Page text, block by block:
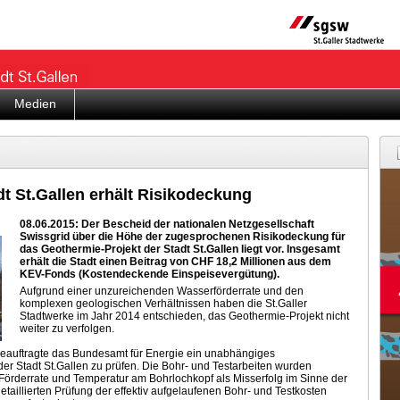
Medien
St.Gallen erhält Risikodeckung
08.06.2015: Der Bescheid der nationalen Netzgesellschaft
Swissgrid über die Höhe der zugesprochenen Risikodeckung für
das Geothermie-Projekt der Stadt St.Gallen liegt vor. Insgesamt
erhält die Stadt einen Beitrag von CHF 18,2 Millionen aus dem
KEV-Fonds (Kostendeckende Einspeisevergütung).
Aufgrund einer unzureichenden Wasserförderrate und den
komplexen geologischen Verhältnissen haben die St.Galler
Stadtwerke im Jahr 2014 entschieden, das Geothermie-Projekt nicht
weiter zu verfolgen.
das Bundesamt für Energie ein unabhängiges
Stadt St.Gallen zu prüfen. Die Bohr- und Testarbeiten wurden
und Temperatur am Bohrlochkopf als Misserfolg im Sinne der
Prüfung der effektiv aufgelaufenen Bohr- und Testkosten